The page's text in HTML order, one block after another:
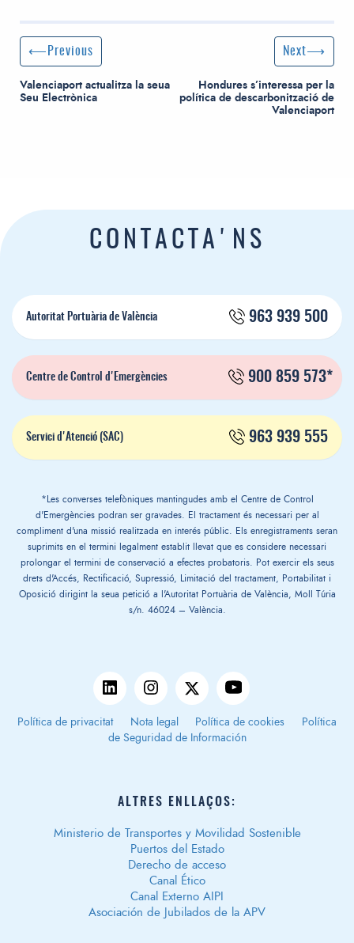
Post navigation
Previous Post
Previous
Valenciaport actualitza la seua
Seu Electrònica
Next Post
Next
Hondures s’interessa per la
política de descarbonització de
Valenciaport
CONTACTA'NS
Autoritat Portuària de València 963 939 500
Centre de Control d'Emergències 900 859 573*
Servici d'Atenció (SAC) 963 939 555
*Les converses telefòniques mantingudes amb el Centre de Control
d'Emergències podran ser gravades. El tractament és necessari per al
compliment d'una missió realitzada en interés públic. Els enregistraments seran
suprimits en el termini legalment establit llevat que es considere necessari
prolongar el termini de conservació a efectes probatoris. Pot exercir els seus
drets d'Accés, Rectificació, Supressió, Limitació del tractament, Portabilitat i
Oposició dirigint la seua petició a l'Autoritat Portuària de València, Moll Túria
s/n. 46024 – València.
Política de privacitat Nota legal Política de cookies
Política
de Seguridad de Información
ALTRES ENLLAÇOS:
Ministerio de Transportes y Movilidad Sostenible
Puertos del Estado
Derecho de acceso
Canal Ético
Canal Externo AIPI
Asociación de Jubilados de la APV